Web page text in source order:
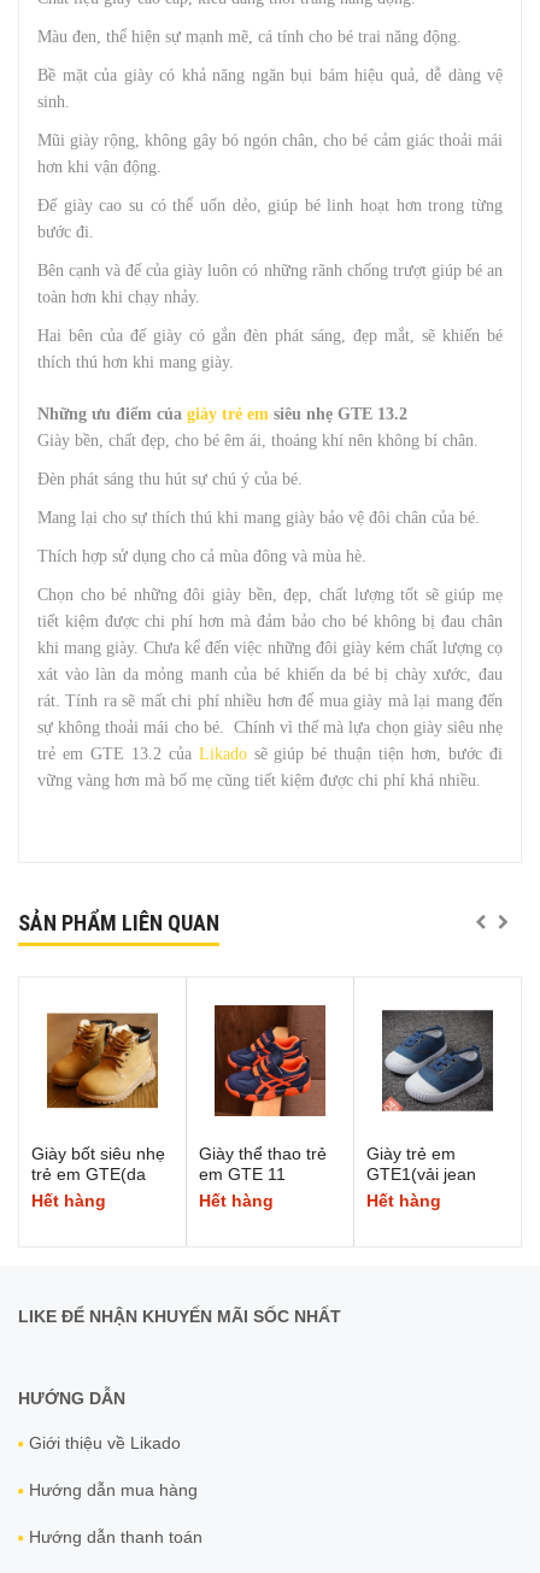
Màu đen, thể hiện sự mạnh mẽ, cá tính cho bé trai năng động.
Bề mặt của giày có khả năng ngăn bụi bám hiệu quả, dễ dàng vệ
sinh.
Mũi giày rộng, không gây bó ngón chân, cho bé cảm giác thoải mái
hơn khi vận động.
Đế giày cao su có thể uốn dẻo, giúp bé linh hoạt hơn trong từng
bước đi.
Bên cạnh và đế của giày luôn có những rãnh chống trượt giúp bé an
toàn hơn khi chạy nhảy.
Hai bên của đế giày có gắn đèn phát sáng, đẹp mắt, sẽ khiến bé
thích thú hơn khi mang giày.
Những ưu điểm của giày trẻ em siêu nhẹ GTE 13.2
Giày bền, chất đẹp, cho bé êm ái, thoáng khí nên không bí chân.
Đèn phát sáng thu hút sự chú ý của bé.
Mang lại cho sự thích thú khi mang giày bảo vệ đôi chân của bé.
Thích hợp sử dụng cho cả mùa đông và mùa hè.
Chọn cho bé những đôi giày bền, đẹp, chất lượng tốt sẽ giúp mẹ
tiết kiệm được chi phí hơn mà đảm bảo cho bé không bị đau chân
khi mang giày. Chưa kể đến việc những đôi giày kém chất lượng cọ
xát vào làn da mỏng manh của bé khiến da bé bị chày xước, đau
rát. Tính ra sẽ mất chi phí nhiều hơn để mua giày mà lại mang đến
sự không thoải mái cho bé. Chính vì thế mà lựa chọn giày siêu nhẹ
trẻ em GTE 13.2 của Likado sẽ giúp bé thuận tiện hơn, bước đi
vững vàng hơn mà bố mẹ cũng tiết kiệm được chi phí khá nhiều.
SẢN PHẨM LIÊN QUAN
Giày bốt siêu nhẹ
trẻ em GTE(da
bò)
Hết hàng
Giày thể thao trẻ
em GTE 11
Hết hàng
Giày trẻ em
GTE1(vải jean
xanh dương)
Hết hàng
LIKE ĐỂ NHẬN KHUYẾN MÃI SỐC NHẤT
HƯỚNG DẪN
Giới thiệu về Likado
Hướng dẫn mua hàng
Hướng dẫn thanh toán